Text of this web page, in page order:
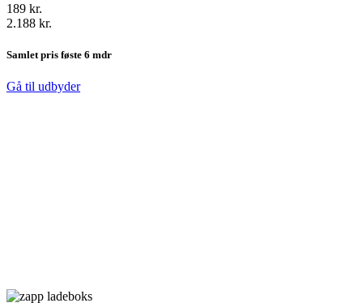
189 kr.
2.188 kr.
Samlet pris føste 6 mdr
Gå til udbyder